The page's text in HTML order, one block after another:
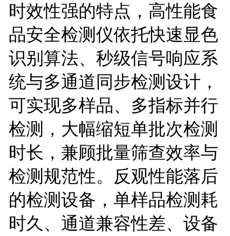
时效性强的特点，高性能食
品安全检测仪依托快速显色
识别算法、秒级信号响应系
统与多通道同步检测设计，
可实现多样品、多指标并行
检测，大幅缩短单批次检测
时长，兼顾批量筛查效率与
检测规范性。反观性能落后
的检测设备，单样品检测耗
时久、通道兼容性差、设备